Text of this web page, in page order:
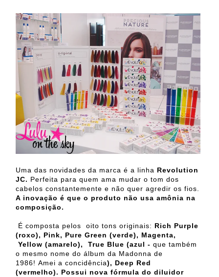
Uma das novidades da marca é a linha Revolution
JC. Perfeita para quem ama mudar o tom dos
cabelos constantemente e não quer agredir os fios.
A inovação é que o produto não usa amônia na
composição.
É composta pelos oito tons originais: Rich Purple
(roxo), Pink, Pure Green (verde), Magenta,
Yellow (amarelo), True Blue (azul - que também
o mesmo nome do álbum da Madonna de
1986! Amei a concidência), Deep Red
(vermelho). Possui nova fórmula do diluidor